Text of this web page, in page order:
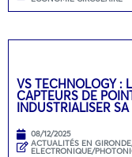
VS TECHNOLOGY :
CAPTEURS DE
INDUSTRIALISER
08/12/2025
ACTUALITÉS EN GIRONDE,
ELECTRONIQUE/